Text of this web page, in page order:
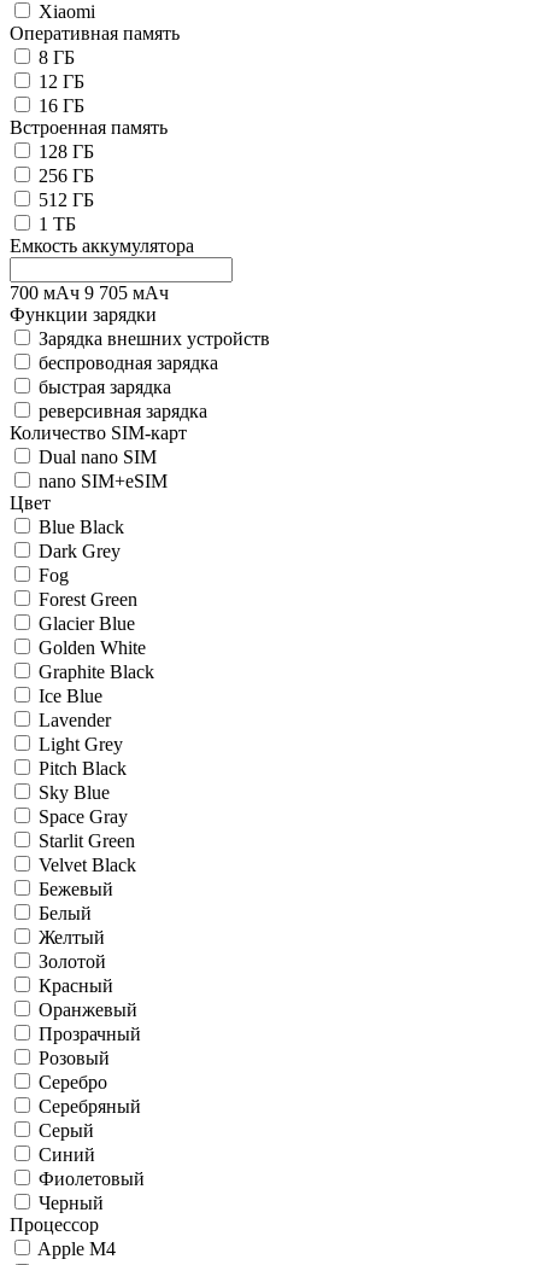
Xiaomi
Оперативная память
8 ГБ
12 ГБ
16 ГБ
Встроенная память
128 ГБ
256 ГБ
512 ГБ
1 ТБ
Емкость аккумулятора
700 мАч 9 705 мАч
Функции зарядки
Зарядка внешних устройств
беспроводная зарядка
быстрая зарядка
реверсивная зарядка
Количество SIM-карт
Dual nano SIM
nano SIM+eSIM
Цвет
Blue Black
Dark Grey
Fog
Forest Green
Glacier Blue
Golden White
Graphite Black
Ice Blue
Lavender
Light Grey
Pitch Black
Sky Blue
Space Gray
Starlit Green
Velvet Black
Бежевый
Белый
Желтый
Золотой
Красный
Оранжевый
Прозрачный
Розовый
Серебро
Серебряный
Серый
Синий
Фиолетовый
Черный
Процессор
Apple M4